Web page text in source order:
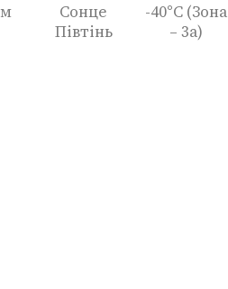
Сонце
Півтінь
-40°C (Зона
– 3а)